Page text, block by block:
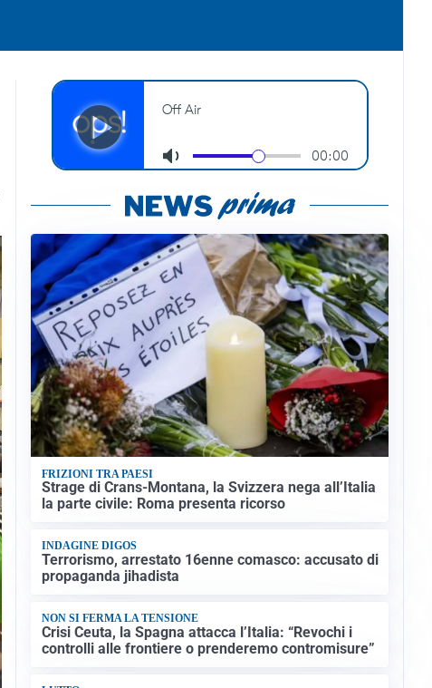
FRIZIONI TRA PAESI
Strage di Crans-Montana, la Svizzera nega all’Italia
la parte civile: Roma presenta ricorso
INDAGINE DIGOS
Terrorismo, arrestato 16enne comasco: accusato di
propaganda jihadista
NON SI FERMA LA TENSIONE
Crisi Ceuta, la Spagna attacca l’Italia: “Revochi i
controlli alle frontiere o prenderemo contromisure”